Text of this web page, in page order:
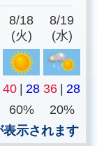
8/18
(火)
8/19
(水)
40 | 28 36 | 28
60%
20%
表示されます